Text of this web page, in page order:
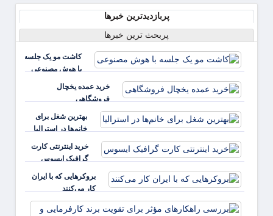
پربازدیدترین خبرها
پربحث ترین خبرها
کاشت مو یک جلسه
با هوش مصنوعی
خرید عمده یخچال
فروشگاهی
بهترین شغل برای
خانم‌ها در استرالیا
خرید اینترنتی کارت
گرافیک ایسوس
بروکرهایی‌ که با ایران
کار می‌کنند